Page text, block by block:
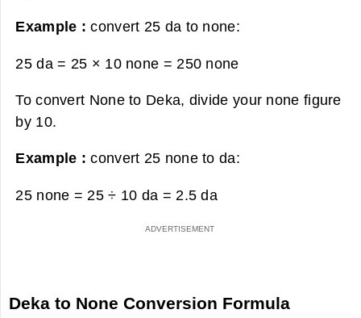
Example :convert 25 da to none:
25 da = 25 × 10 none = 250 none
To convert None to Deka, divide your none figure
by 10.
Example :convert 25 none to da:
25 none = 25 ÷ 10 da = 2.5 da
Deka to None Conversion Formula